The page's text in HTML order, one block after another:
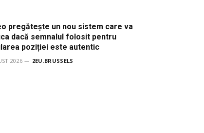
pregătește un nou sistem care va
dacă semnalul folosit pentru
poziției este autentic
2026 2EU.BRUSSELS